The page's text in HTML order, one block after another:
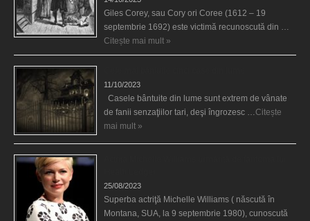
Giles Corey, sau Cory ori Coree (1612 – 19
septembrie 1692) este victimă recunoscută din …
Citește mai mult »
11/10/2023
Casele bântuite din lume sunt extrem de vânate
de fanii senzaţiilor tari, deşi îngrozesc … Citește
mai mult »
25/08/2023
Superba actriţă Michelle Williams ( născută în
Montana, SUA, la 9 septembrie 1980), cunoscută